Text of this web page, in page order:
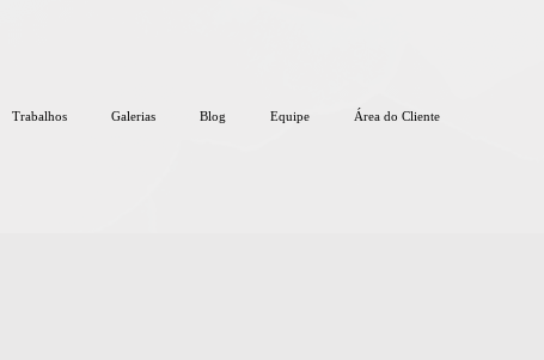
Trabalhos Galerias Blog Equipe Área do Cliente